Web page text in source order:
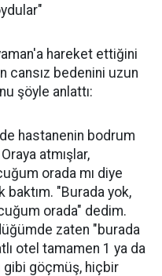
hareket ettiğini
cansız bedenini uzun
şöyle anlattı:
hastanenin bodrum
atmışlar,
orada mı diye
baktım. "Burada yok,
orada" dedim.
zaten "burada
otel tamamen 1 ya da
göçmüş, hiçbir